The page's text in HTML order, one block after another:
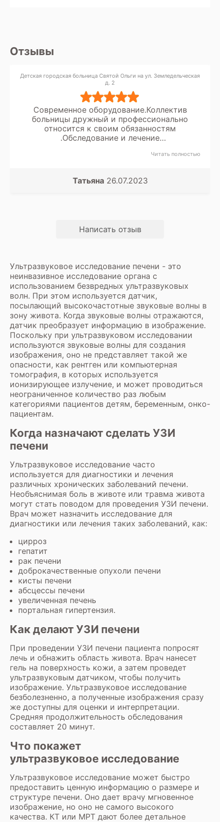
Отзывы
Детская городская больница Святой Ольги на ул. Земледельческая
д. 2
Современное оборудование.Коллектив
больницы дружный и профессионально
относится к своим обязанностям
.Обследование и лечение
родителям и родственникам,вот приоритеты
Читать полностью
Татьяна26.07.2023
Написать отзыв
Ультразвуковое исследование печени - это
неинвазивное исследование органа с
использованием безвредных ультразвуковых
волн. При этом используется датчик,
посылающий высокочастотные звуковые волны в
зону живота. Когда звуковые волны отражаются,
датчик преобразует информацию в изображение.
Поскольку при ультразвуковом исследовании
используются звуковые волны для создания
изображения, оно не представляет такой же
опасности, как рентген или компьютерная
томография, в которых используется
ионизирующее излучение, и может проводиться
неограниченное количество раз любым
категориями пациентов детям, беременным, онко-
пациентам.
Когда назначают сделать УЗИ
печени
Ультразвуковое исследование часто
используется для диагностики и лечения
различных хронических заболеваний печени.
Необъяснимая боль в животе или травма живота
могут стать поводом для проведения УЗИ печени.
Врач может назначить исследование для
диагностики или лечения таких заболеваний, как:
цирроз
гепатит
рак печени
доброкачественные опухоли печени
кисты печени
абсцессы печени
увеличенная печень
портальная гипертензия.
Как делают УЗИ печени
При проведении УЗИ печени пациента попросят
лечь и обнажить область живота. Врач нанесет
гель на поверхность кожи, а затем проведет
ультразвуковым датчиком, чтобы получить
изображение. Ультразвуковое исследование
безболезненно, а полученные изображения сразу
же доступны для оценки и интерпретации.
Средняя продолжительность обследования
составляет 20 минут.
Что покажет
ультразвуковое исследование
Ультразвуковое исследование может быстро
предоставить ценную информацию о размере и
структуре печени. Оно дает врачу мгновенное
изображение, но оно не самого высокого
качества. КТ или МРТ дают более детальное